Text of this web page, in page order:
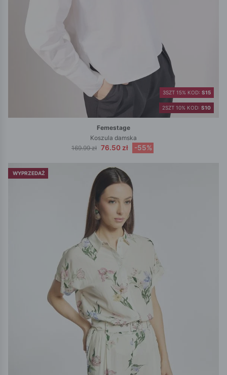
2SZT 10% KOD: S10
3SZT 15% KOD: S15
Femestage
Koszula damska
169.99 zł 76.50 zł -55%
WYPRZEDAŻ